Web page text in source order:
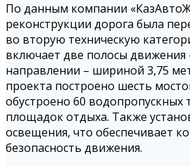
По данным компании
реконструкции дорога была
во вторую техническую
включает две полосы
направлении – шириной 3,75
проекта построено шесть
обустроено 60 водопропускных
площадок отдыха. Также
освещения, что обеспечивает
безопасность движения.